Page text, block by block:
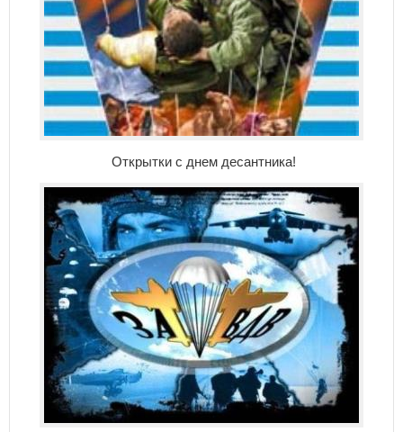
Открытки с днем десантника!